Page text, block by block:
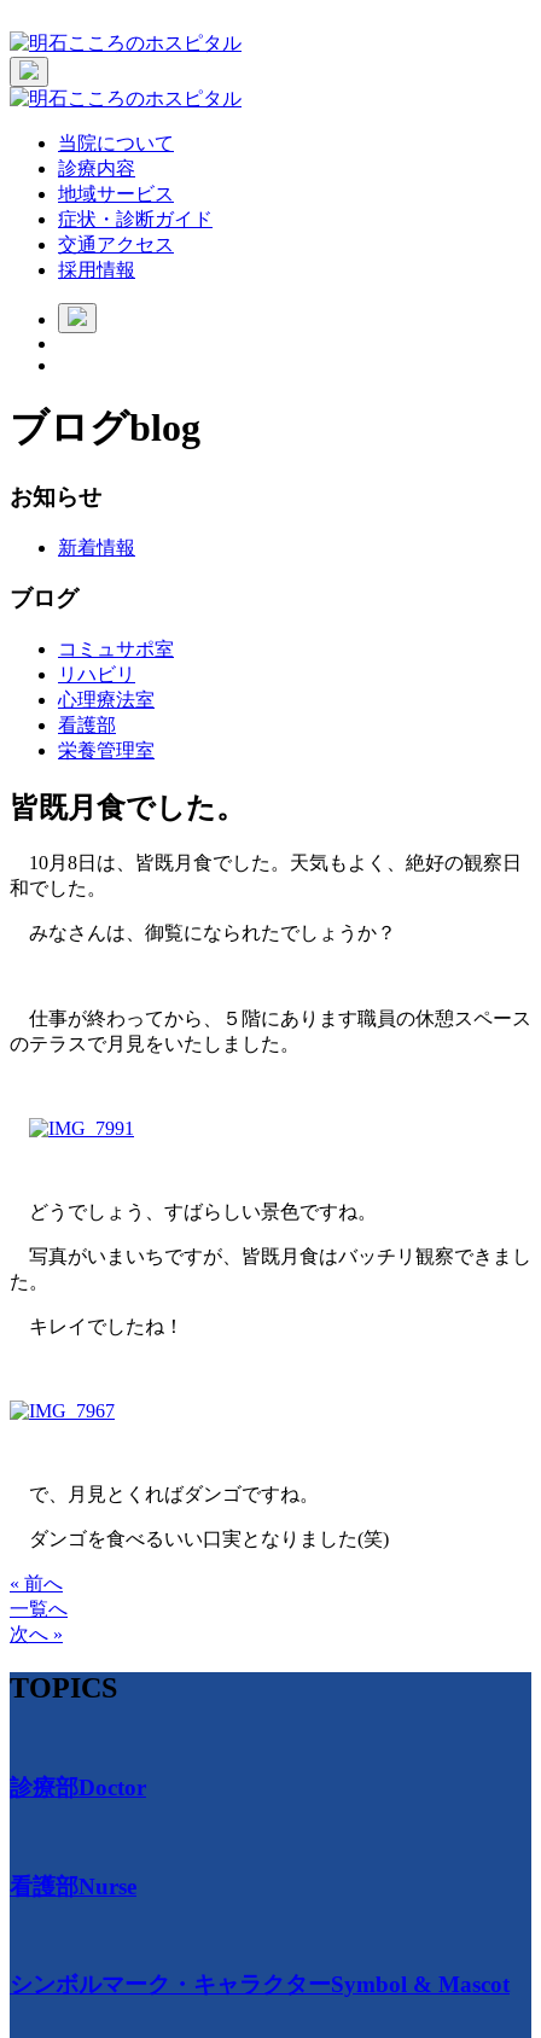
当院について
診療内容
地域サービス
症状・診断ガイド
交通アクセス
採用情報
ブログblog
お知らせ
新着情報
ブログ
コミュサポ室
リハビリ
心理療法室
看護部
栄養管理室
皆既月食でした。
10月8日は、皆既月食でした。天気もよく、絶好の観察日
和でした。
みなさんは、御覧になられたでしょうか？
仕事が終わってから、５階にあります職員の休憩スペース
のテラスで月見をいたしました。
どうでしょう、すばらしい景色ですね。
写真がいまいちですが、皆既月食はバッチリ観察できまし
た。
キレイでしたね！
で、月見とくればダンゴですね。
ダンゴを食べるいい口実となりました(笑)
« 前へ
一覧へ
次へ »
TOPICS
診療部Doctor
看護部Nurse
シンボルマーク・キャラクターSymbol & Mascot